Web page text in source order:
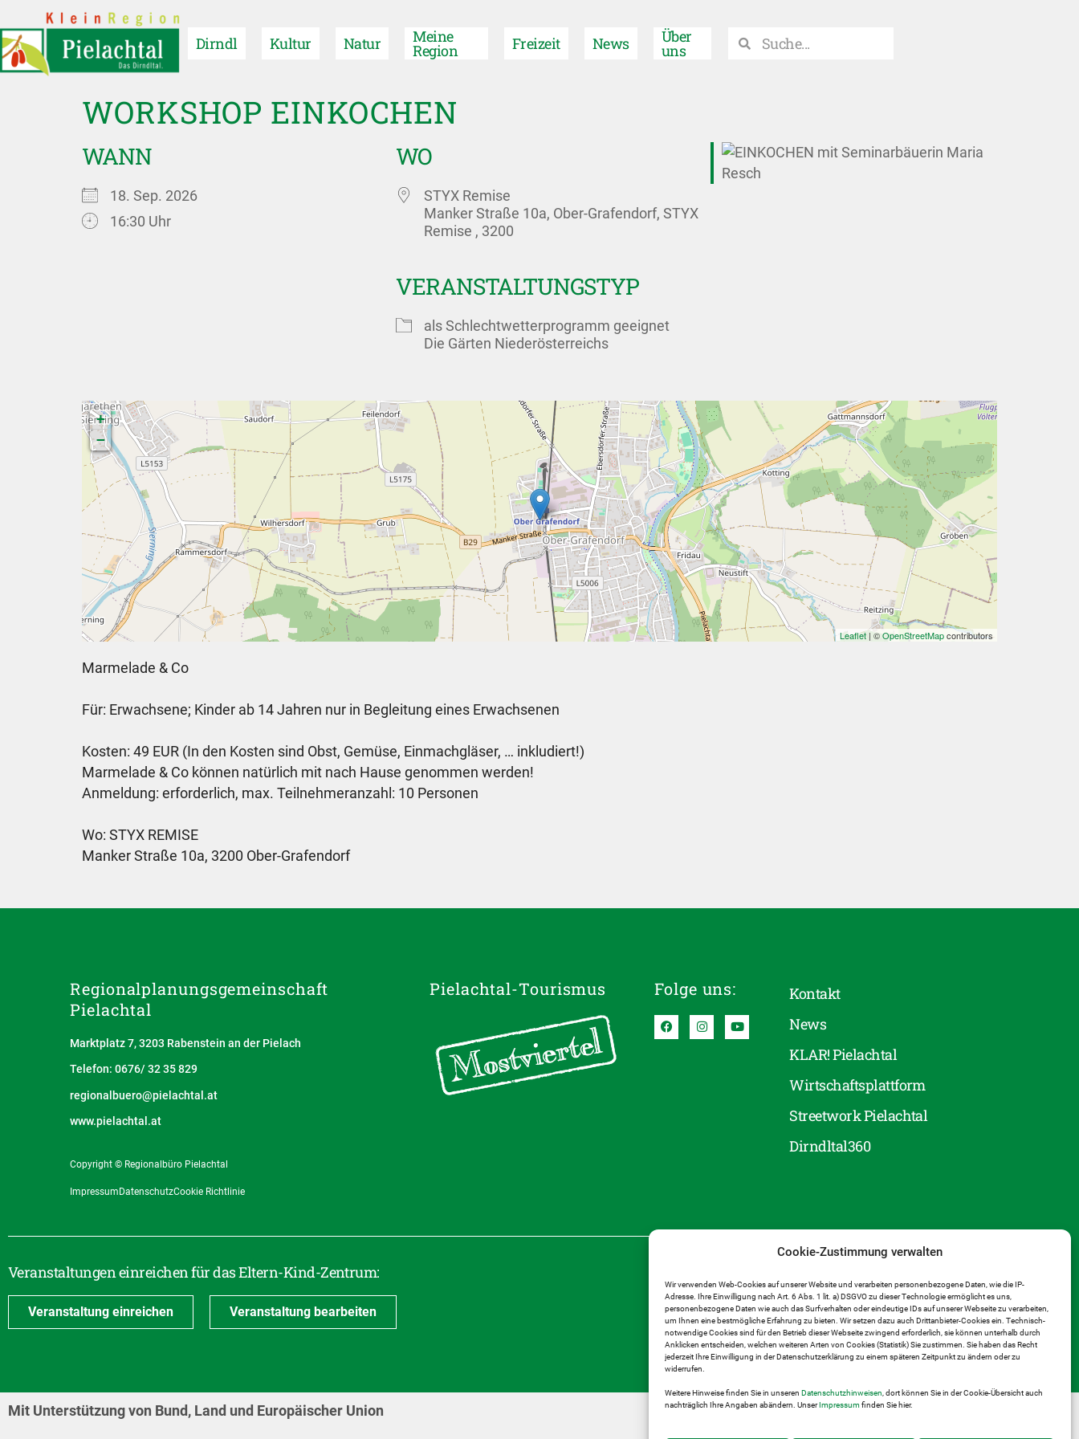
Cookie-Zustimmung verwalten
Wir verwenden Web-Cookies auf unserer Website und verarbeiten personenbezogene Daten, wie die IP-
Adresse. Ihre Einwilligung nach Art. 6 Abs. 1 lit. a) DSGVO zu dieser Technologie ermöglicht es uns,
personenbezogene Daten wie auch das Surfverhalten oder eindeutige IDs auf unserer Webseite zu verarbeiten,
um Ihnen eine bestmögliche Erfahrung zu bieten. Wir setzen dazu auch Drittanbieter-Cookies ein. Technisch-
notwendige Cookies sind für den Betrieb dieser Webseite zwingend erforderlich, sie können unterhalb durch
Anklicken entscheiden, welchen weiteren Arten von Cookies (Statistik) Sie zustimmen. Sie haben das Recht
jederzeit Ihre Einwilligung in der Datenschutzerklärung zu einem späteren Zeitpunkt zu ändern oder zu
widerrufen.
Weitere Hinweise finden Sie in unseren Datenschutzhinweisen , dort können Sie in der Cookie-Übersicht auch
nachträglich Ihre Angaben abändern. UnserImpressumfinden Sie hier.
Dirndl Kultur Natur Meine
Region Freizeit News Über
uns
WORKSHOP EINKOCHEN
WANN
18. Sep. 2026
16:30 Uhr
WO
STYX Remise
Manker Straße 10a, Ober-Grafendorf, STYX
Remise , 3200
VERANSTALTUNGSTYP
als Schlechtwetterprogramm geeignet
Die Gärten Niederösterreichs
+
−
Leaflet | ©OpenStreetMapcontributors
Marmelade & Co
Für: Erwachsene; Kinder ab 14 Jahren nur in Begleitung eines Erwachsenen
Kosten: 49 EUR (In den Kosten sind Obst, Gemüse, Einmachgläser, … inkludiert!)
Marmelade & Co können natürlich mit nach Hause genommen werden!
Anmeldung: erforderlich, max. Teilnehmeranzahl: 10 Personen
Wo: STYX REMISE
Manker Straße 10a, 3200 Ober-Grafendorf
Regionalplanungs­gemeinschaft
Pielachtal
Marktplatz 7, 3203 Rabenstein an der Pielach
Telefon: 0676/ 32 35 829
regionalbuero@pielachtal.at
www.pielachtal.at
Copyright © Regionalbüro Pielachtal
Impressum DatenschutzCookie Richtlinie
Pielachtal-Tourismus Folge uns:
Kontakt
News
KLAR! Pielachtal
Wirtschaftsplattform
Streetwork Pielachtal
Dirndltal360
Veranstaltungen einreichen für das Eltern-Kind-Zentrum:
Veranstaltung einreichen Veranstaltung bearbeiten
Mit Unterstützung von Bund, Land und Europäischer Union